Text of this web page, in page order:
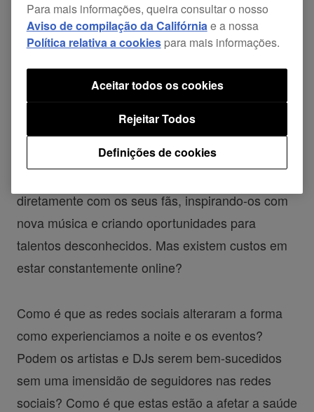
DJsounds Show 2019 - INSTA DJ
diretamente com os seus fãs, inspirando-os com
nova música e criando oportunidades para
talentos desconhecidos. Mas existem custos em
estar constantemente online?
Como é que as redes sociais alteraram a forma
como experienciamos a noite e os eventos?
Podem os artistas e DJs serem bem-sucedidos
sem uma imensidão de seguidores nas redes
sociais? Como é que estas estão a afetar a saúde
Para mais informações, queira consultar o nosso
Aviso de compilação da Califórniae a nossa
Política relativa a cookiespara mais informações.
Definições de cookies
Rejeitar Todos
Aceitar todos os cookies